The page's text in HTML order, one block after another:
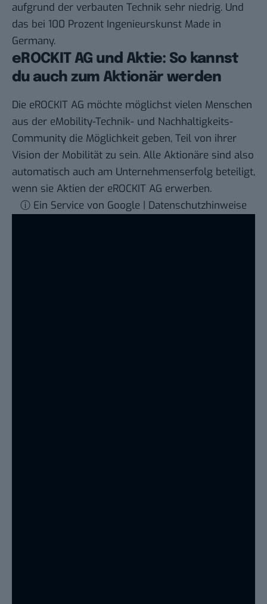
aufgrund der verbauten Technik sehr niedrig. Und
das bei 100 Prozent Ingenieurskunst Made in
Germany.
eROCKIT AG und Aktie: So kannst
du auch zum Aktionär werden
Die eROCKIT AG möchte möglichst vielen Menschen
aus der eMobility-Technik- und Nachhaltigkeits-
Community die Möglichkeit geben, Teil von ihrer
Vision der Mobilität zu sein. Alle Aktionäre sind also
automatisch auch am Unternehmenserfolg beteiligt,
wenn sie Aktien der eROCKIT AG erwerben.
ⓘ Ein Service von Google | Datenschutzhinweise